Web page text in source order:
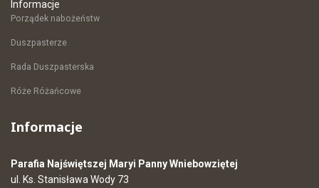
Informacje
Porządek nabożeństw
Duszpasterze
Rada Duszpasterska
Róże Różańcowe
Informacje
Parafia Najświętszej Maryi Panny Wniebowziętej
ul. Ks. Stanisława Wody 73